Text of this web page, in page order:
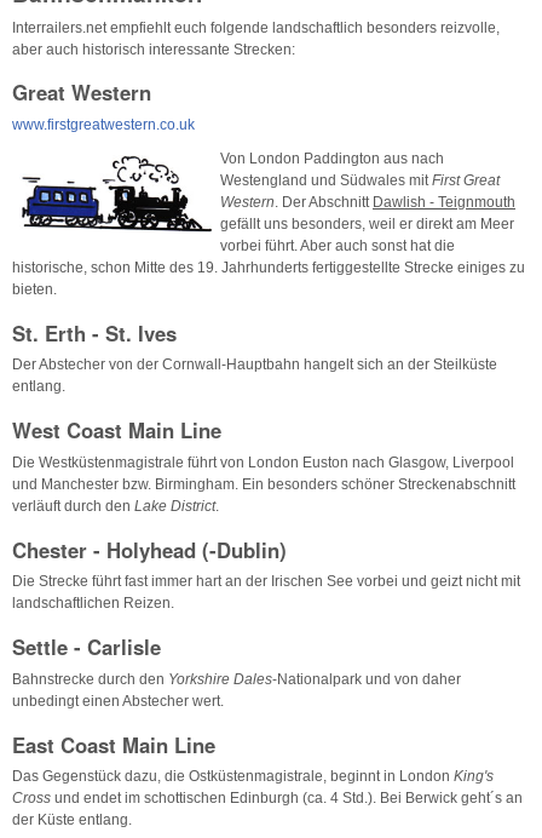
Interrailers.net empfiehlt euch folgende landschaftlich besonders reizvolle,
aber auch historisch interessante Strecken:
Great Western
www.firstgreatwestern.co.uk
Von London Paddington aus nach
Westengland und Südwales mit First Great
Western . Der Abschnitt Dawlish - Teignmouth
gefällt uns besonders, weil er direkt am Meer
vorbei führt. Aber auch sonst hat die
historische, schon Mitte des 19. Jahrhunderts fertiggestellte Strecke einiges zu
bieten.
St. Erth - St. Ives
Der Abstecher von der Cornwall-Hauptbahn hangelt sich an der Steilküste
entlang.
West Coast Main Line
Die Westküstenmagistrale führt von London Euston nach Glasgow, Liverpool
und Manchester bzw. Birmingham. Ein besonders schöner Streckenabschnitt
verläuft durch den Lake District.
Chester - Holyhead (-Dublin)
Die Strecke führt fast immer hart an der Irischen See vorbei und geizt nicht mit
landschaftlichen Reizen.
Settle - Carlisle
Bahnstrecke durch den Yorkshire Dales-Nationalpark und von daher
unbedingt einen Abstecher wert.
East Coast Main Line
Das Gegenstück dazu, die Ostküstenmagistrale, beginnt in London King's
Cross und endet im schottischen Edinburgh (ca. 4 Std.). Bei Berwick geht´s an
der Küste entlang.